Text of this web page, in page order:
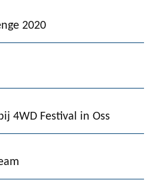
2020
4WD Festival in Oss